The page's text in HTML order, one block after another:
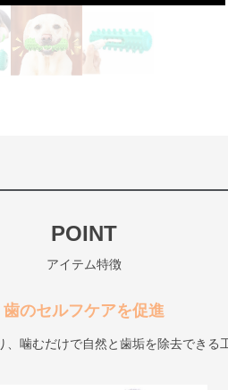
POINT
アイテム特徴
歯のセルフケアを促進
、噛むだけで自然と歯垢を除去できる